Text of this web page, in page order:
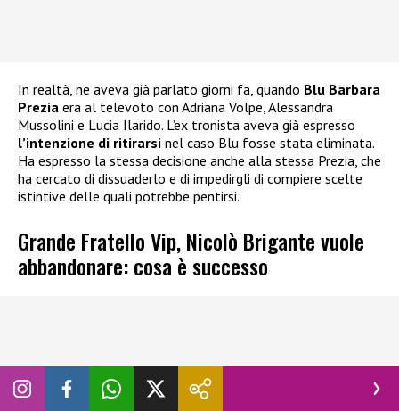
In realtà, ne aveva già parlato giorni fa, quando Blu Barbara
Prezia era al televoto con Adriana Volpe, Alessandra
Mussolini e Lucia Ilarido. L’ex tronista aveva già espresso
l’intenzione di ritirarsi nel caso Blu fosse stata eliminata.
Ha espresso la stessa decisione anche alla stessa Prezia, che
ha cercato di dissuaderlo e di impedirgli di compiere scelte
istintive delle quali potrebbe pentirsi.
Grande Fratello Vip, Nicolò Brigante vuole
abbandonare: cosa è successo